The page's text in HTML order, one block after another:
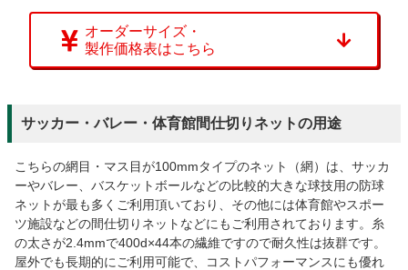
オーダーサイズ・
製作価格表はこちら
サッカー・バレー・体育館間仕切りネットの用途
こちらの網目・マス目が100mmタイプのネット（網）は、サッカ
ーやバレー、バスケットボールなどの比較的大きな球技用の防球
ネットが最も多くご利用頂いており、その他には体育館やスポー
ツ施設などの間仕切りネットなどにもご利用されております。糸
の太さが2.4mmで400d×44本の繊維ですので耐久性は抜群です。
屋外でも長期的にご利用可能で、コストパフォーマンスにも優れ